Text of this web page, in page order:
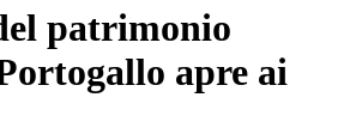
patrimonio
apre ai